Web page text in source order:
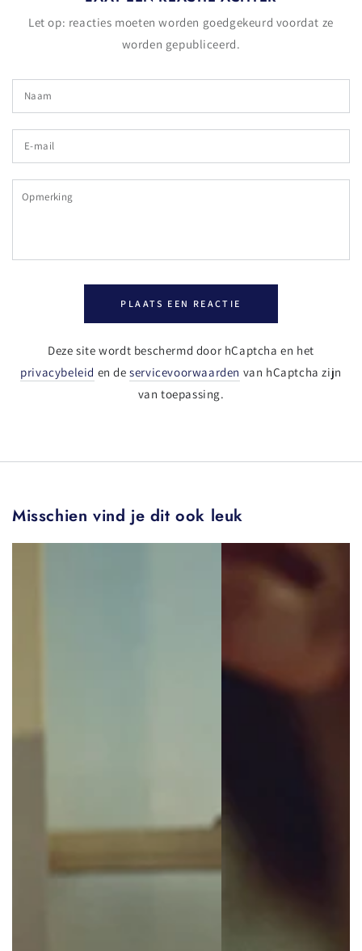
Let op: reacties moeten worden goedgekeurd voordat ze
worden gepubliceerd.
Naam
mail
Opmerking
PLAATS EEN REACTIE
Deze site wordt beschermd door hCaptcha en het
privacybeleid en deservicevoorwaarden van hCaptcha zijn
van toepassing.
Misschien vind je dit ook leuk